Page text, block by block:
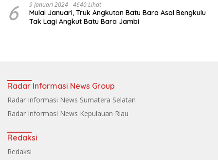
6 9 Januari 2024 4640 Lihat
Mulai Januari, Truk Angkutan Batu Bara Asal Bengkulu
Tak Lagi Angkut Batu Bara Jambi
Radar Informasi News Group
Radar Informasi News Sumatera Selatan
Radar Informasi News Kepulauan Riau
Redaksi
Redaksi